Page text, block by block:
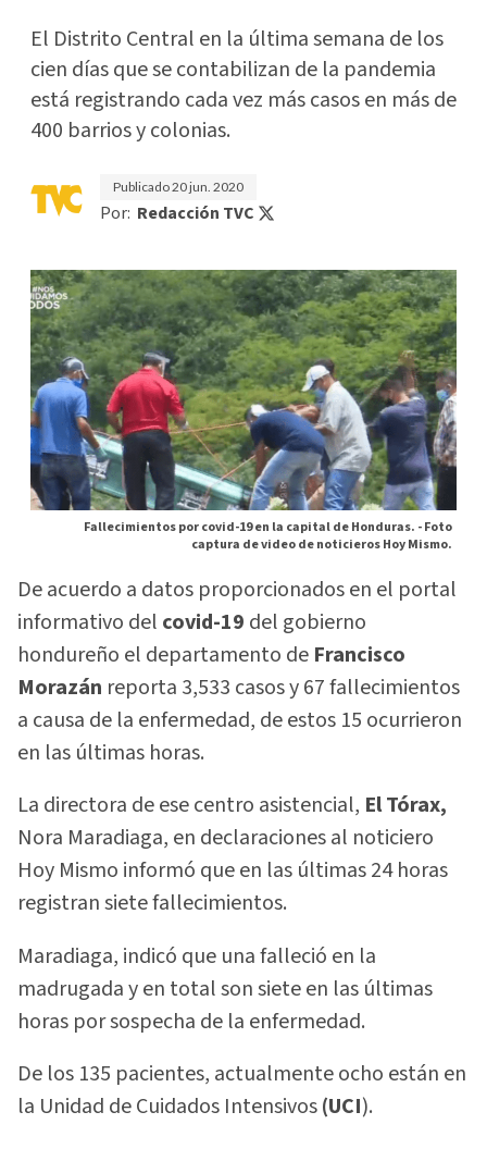
El Distrito Central en la última semana de los
cien días que se contabilizan de la pandemia
está registrando cada vez más casos en más de
400 barrios y colonias.
Publicado20 jun. 2020
Por: Redacción TVC
Fallecimientos por covid-19 en la capital de Honduras. -Foto
captura de video de noticieros Hoy Mismo.
De acuerdo a datos proporcionados en el portal
informativo del covid-19 del gobierno
hondureño el departamento de Francisco
Morazán reporta 3,533 casos y 67 fallecimientos
a causa de la enfermedad, de estos 15 ocurrieron
en las últimas horas.
La directora de ese centro asistencial, El Tórax,
Nora Maradiaga, en declaraciones al noticiero
Hoy Mismo informó que en las últimas 24 horas
registran siete fallecimientos.
Maradiaga, indicó que una falleció en la
madrugada y en total son siete en las últimas
horas por sospecha de la enfermedad.
De los 135 pacientes, actualmente ocho están en
la Unidad de Cuidados Intensivos(UCI).